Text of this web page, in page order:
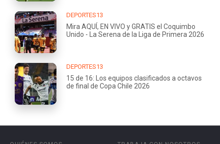
DEPORTES13
Mira AQUÍ, EN VIVO y GRATIS el Coquimbo
Unido - La Serena de la Liga de Primera 2026
DEPORTES13
15 de 16: Los equipos clasificados a octavos
de final de Copa Chile 2026